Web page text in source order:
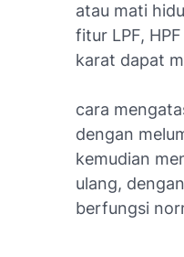
atau mati
fitur LPF,
karat dapat
cara
dengan
kemudian
ulang,
berfungsi